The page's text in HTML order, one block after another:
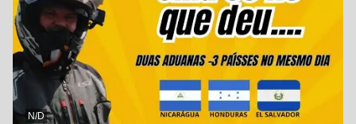
N/D